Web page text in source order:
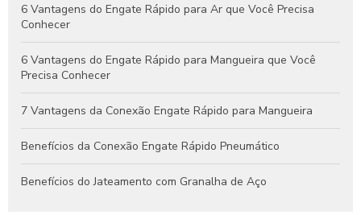
6 Vantagens do Engate Rápido para Ar que Você Precisa
Conhecer
6 Vantagens do Engate Rápido para Mangueira que Você
Precisa Conhecer
7 Vantagens da Conexão Engate Rápido para Mangueira
Benefícios da Conexão Engate Rápido Pneumático
Benefícios do Jateamento com Granalha de Aço